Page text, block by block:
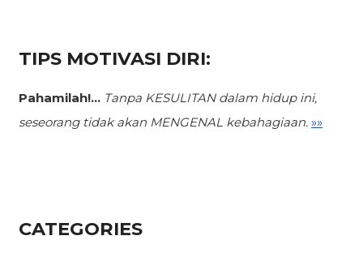
TIPS MOTIVASI DIRI:
Pahamilah!... Tanpa KESULITAN dalam hidup ini,
seseorang tidak akan MENGENAL kebahagiaan. »»
CATEGORIES